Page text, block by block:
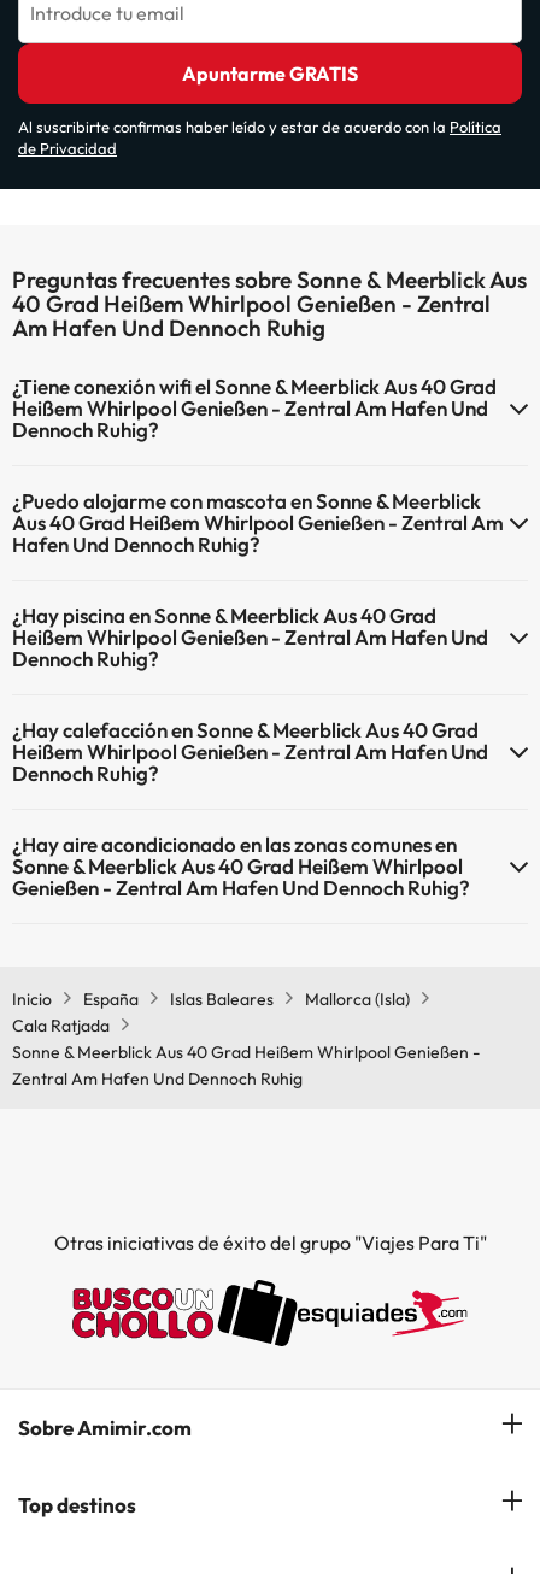
Introduce tu email
Apuntarme GRATIS
Al suscribirte confirmas haber leído y estar de acuerdo con la Política
de Privacidad
Preguntas frecuentes sobre Sonne & Meerblick Aus
40 Grad Heißem Whirlpool Genießen - Zentral
Am Hafen Und Dennoch Ruhig
¿Tiene conexión wifi el Sonne & Meerblick Aus 40 Grad
Heißem Whirlpool Genießen - Zentral Am Hafen Und
Dennoch Ruhig?
Zentral Am Hafen Und Dennoch Ruhig dispone de Wi-Fi.
¿Puedo alojarme con mascota en Sonne & Meerblick
Aus 40 Grad Heißem Whirlpool Genießen - Zentral Am
Hafen Und Dennoch Ruhig?
Zentral Am Hafen Und Dennoch Ruhig se admiten mascotas (previa
petición y de pago directo en hotel). Consulta las condiciones.
¿Hay piscina en Sonne & Meerblick Aus 40 Grad
Heißem Whirlpool Genießen - Zentral Am Hafen Und
Dennoch Ruhig?
Zentral Am Hafen Und Dennoch Ruhig tiene piscina (este servicio
puede ser de pago) Aquí tienes más info sobre la piscina y otras
instalaciones.
¿Hay calefacción en Sonne & Meerblick Aus 40 Grad
Heißem Whirlpool Genießen - Zentral Am Hafen Und
Dennoch Ruhig?
Zentral Am Hafen Und Dennoch Ruhig tiene calefacción en las
zonas comunes.
¿Hay aire acondicionado en las zonas comunes en
Sonne & Meerblick Aus 40 Grad Heißem Whirlpool
Genießen - Zentral Am Hafen Und Dennoch Ruhig?
Inicio España Islas Baleares
Mallorca (Isla)
Cala Ratjada
Sonne & Meerblick Aus 40 Grad Heißem Whirlpool Genießen -
Zentral Am Hafen Und Dennoch Ruhig
Otras iniciativas de éxito del grupo "Viajes Para Ti"
Sobre Amimir.com
¿Quiénes somos?
Top destinos